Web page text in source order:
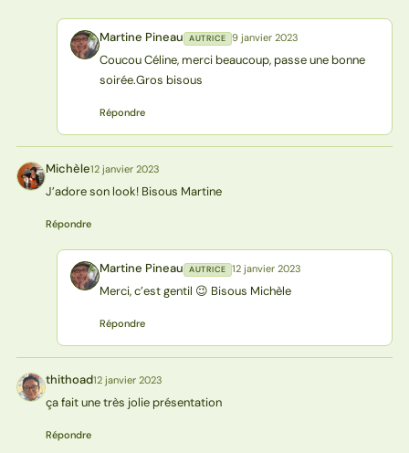
MP Martine Pineau AUTRICE 9 janvier 2023
Coucou Céline, merci beaucoup, passe une bonne
soirée.Gros bisous
Répondre
M Michèle12 janvier 2023
J’adore son look! Bisous Martine
Répondre
MP Martine Pineau AUTRICE 12 janvier 2023
Merci, c’est gentil 😉 Bisous Michèle
Répondre
T thithoad12 janvier 2023
ça fait une très jolie présentation
Répondre